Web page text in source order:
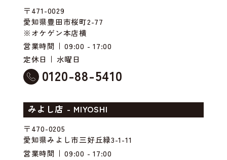
〒471-0029
愛知県豊田市桜町2-77
※オケゲン本店横
営業時間
09:00 - 17:00
定休日
水曜日
0120-88-5410
みよし店 - MIYOSHI
〒470-0205
愛知県みよし市三好丘緑3-1-11
営業時間
09:00 - 17:00